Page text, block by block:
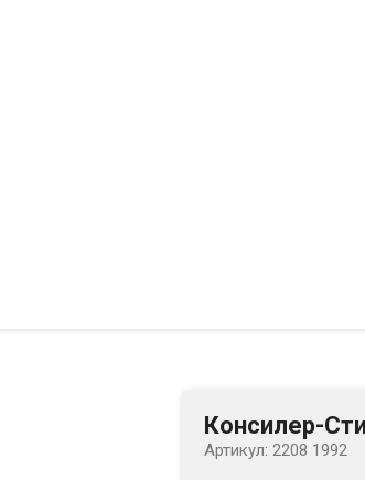
Консилер-
Артикул: 2208 1992